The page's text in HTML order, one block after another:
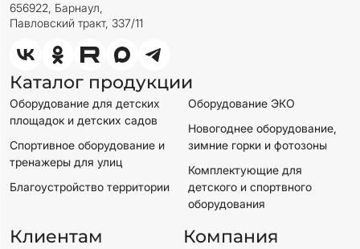
656922, Барнаул,
Павловский тракт, 337/11
Каталог продукции
Оборудование для детских
площадок и детских садов
Спортивное оборудование и
тренажеры для улиц
Благоустройство территории
Оборудование ЭКО
Новогоднее оборудование,
зимние горки и фотозоны
Комплектующие для
детского и спортвного
оборудования
Клиентам Компания